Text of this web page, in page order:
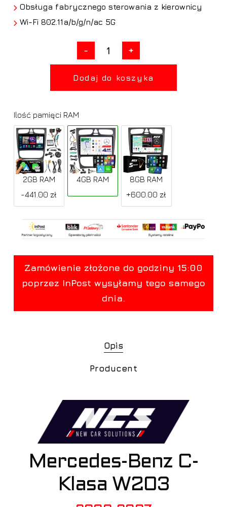
Obsługa fabrycznego sterowania z kierownicy
Wi-Fi 802.11a/b/g/n/ac 5G
Dodaj do koszyka
Ilość pamięci RAM
2GB RAM
-441.00 zł
4GB RAM
8GB RAM
+600.00 zł
Opis
Producent
Mercedes-Benz C-
Klasa W203